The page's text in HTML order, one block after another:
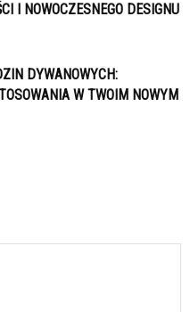
I NOWOCZESNEGO DESIGNU
DYWANOWYCH:
W TWOIM NOWYM